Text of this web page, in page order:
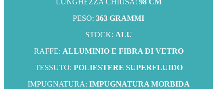
LUNGHEZZA CHIUSA: 98 CM
PESO: 363 GRAMMI
STOCK: ALU
RAFFE: ALLUMINIO E FIBRA DI VETRO
TESSUTO: POLIESTERE SUPERFLUIDO
IMPUGNATURA: IMPUGNATURA MORBIDA